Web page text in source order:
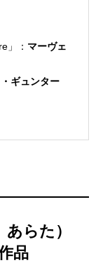
」： マーヴェ
ギュンター
らた）
品